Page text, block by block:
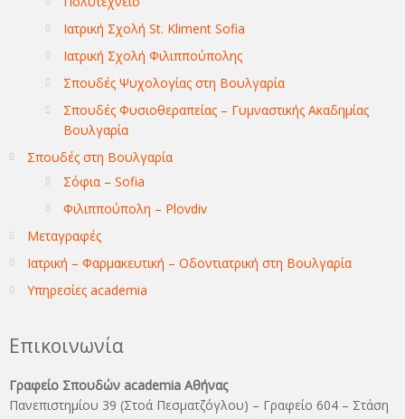
Ιατρική Σχολή St. Kliment Sofia
Ιατρική Σχολή Φιλιππούπολης
Σπουδές Ψυχολογίας στη Βουλγαρία
Σπουδές Φυσιοθεραπείας – Γυμναστικής Ακαδημίας
Βουλγαρία
Σπουδές στη Βουλγαρία
Σόφια – Sofia
Φιλιππούπολη – Plovdiv
Μεταγραφές
Ιατρική – Φαρμακευτική – Οδοντιατρική στη Βουλγαρία
Υπηρεσίες academia
Επικοινωνία
Γραφείο Σπουδών academia Αθήνας
Πανεπιστημίου 39 (Στοά Πεσματζόγλου) – Γραφείο 604 – Στάση